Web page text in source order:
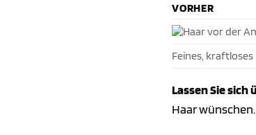
VORHER
Feines,
Lassen Sie sich
Haar